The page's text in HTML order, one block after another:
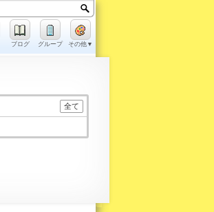
ブログ グループ その他▼
全て